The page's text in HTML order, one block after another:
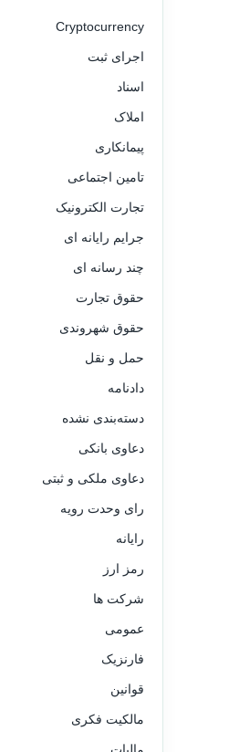
Cryptocurrency
اجرای ثبت
اسناد
املاک
پیمانکاری
تامین اجتماعی
تجارت الکترونیک
جرایم رایانه ای
چند رسانه ای
حقوق تجارت
حقوق شهروندی
حمل و نقل
دادنامه
دسته‌بندی نشده
دعاوی بانکی
دعاوی ملکی و ثبتی
رای وحدت رویه
رایانه
رمز ارز
شرکت ها
عمومی
فارنزیک
قوانین
مالکیت فکری